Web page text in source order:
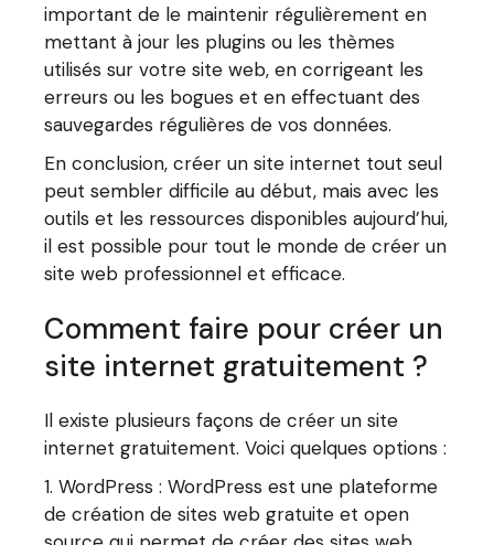
important de le maintenir régulièrement en
mettant à jour les plugins ou les thèmes
utilisés sur votre site web, en corrigeant les
erreurs ou les bogues et en effectuant des
sauvegardes régulières de vos données.
En conclusion, créer un site internet tout seul
peut sembler difficile au début, mais avec les
outils et les ressources disponibles aujourd’hui,
il est possible pour tout le monde de créer un
site web professionnel et efficace.
Comment faire pour créer un
site internet gratuitement ?
Il existe plusieurs façons de créer un site
internet gratuitement. Voici quelques options :
WordPress : WordPress est une plateforme
de création de sites web gratuite et open